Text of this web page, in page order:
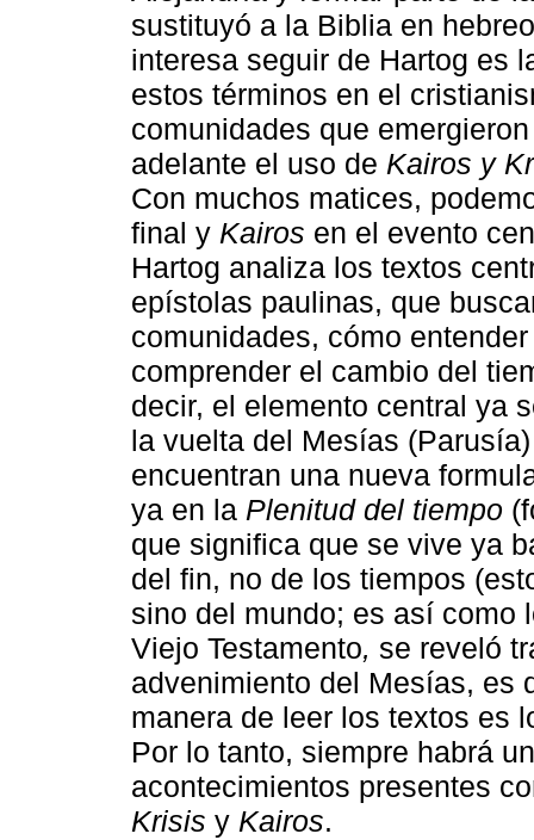
sustituyó a la Biblia en
interesa seguir de Hartog es
estos términos en el
comunidades que
adelante el uso de Kairos y
Con muchos matices,
final y Kairos en el evento
Hartog analiza los textos
epístolas paulinas, que
comunidades, cómo
comprender el cambio del
decir, el elemento central ya
la vuelta del Mesías
encuentran una nueva
ya en la Plenitud del tiempo
que significa que se vive ya
del fin, no de los tiempos
sino del mundo; es así como
Viejo Testamento, se reveló
advenimiento del Mesías, es
manera de leer los textos es
Por lo tanto, siempre habrá
acontecimientos presentes
Krisis y Kairos.